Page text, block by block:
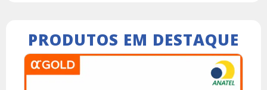
PRODUTOS EM DESTAQUE